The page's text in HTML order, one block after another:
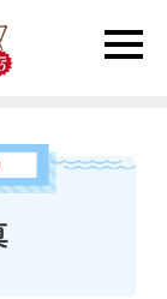
toggle